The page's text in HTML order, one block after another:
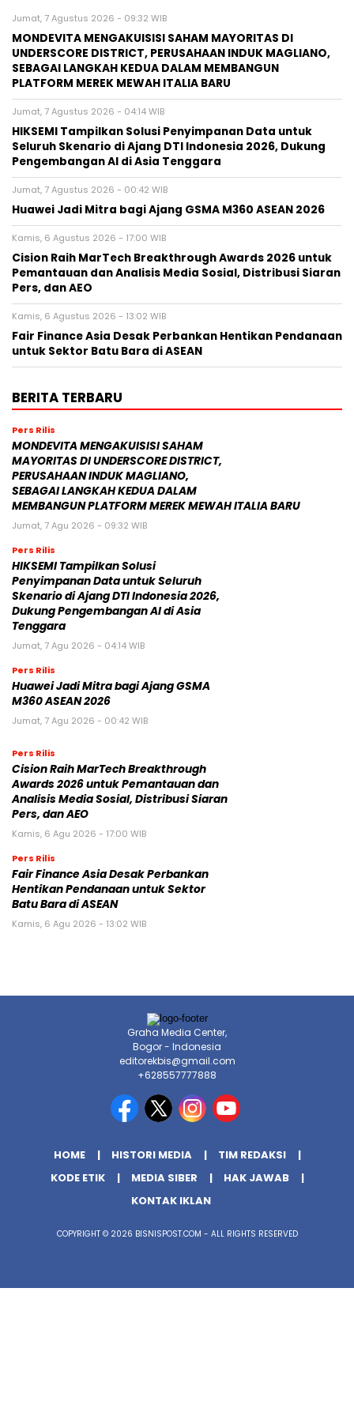
Jumat, 7 Agustus 2026 - 09:32 WIB
MONDEVITA MENGAKUISISI SAHAM MAYORITAS DI
UNDERSCORE DISTRICT, PERUSAHAAN INDUK MAGLIANO,
SEBAGAI LANGKAH KEDUA DALAM MEMBANGUN
PLATFORM MEREK MEWAH ITALIA BARU
Jumat, 7 Agustus 2026 - 04:14 WIB
HIKSEMI Tampilkan Solusi Penyimpanan Data untuk
Seluruh Skenario di Ajang DTI Indonesia 2026, Dukung
Pengembangan AI di Asia Tenggara
Jumat, 7 Agustus 2026 - 00:42 WIB
Huawei Jadi Mitra bagi Ajang GSMA M360 ASEAN 2026
Kamis, 6 Agustus 2026 - 17:00 WIB
Cision Raih MarTech Breakthrough Awards 2026 untuk
Pemantauan dan Analisis Media Sosial, Distribusi Siaran
Pers, dan AEO
Kamis, 6 Agustus 2026 - 13:02 WIB
Fair Finance Asia Desak Perbankan Hentikan Pendanaan
untuk Sektor Batu Bara di ASEAN
BERITA TERBARU
Pers Rilis
MONDEVITA MENGAKUISISI SAHAM
MAYORITAS DI UNDERSCORE DISTRICT,
PERUSAHAAN INDUK MAGLIANO,
SEBAGAI LANGKAH KEDUA DALAM
MEMBANGUN PLATFORM MEREK MEWAH ITALIA BARU
Jumat, 7 Agu 2026 - 09:32 WIB
Pers Rilis
HIKSEMI Tampilkan Solusi
Penyimpanan Data untuk Seluruh
Skenario di Ajang DTI Indonesia 2026,
Dukung Pengembangan AI di Asia
Tenggara
Jumat, 7 Agu 2026 - 04:14 WIB
Pers Rilis
Huawei Jadi Mitra bagi Ajang GSMA
M360 ASEAN 2026
Jumat, 7 Agu 2026 - 00:42 WIB
Pers Rilis
Cision Raih MarTech Breakthrough
Awards 2026 untuk Pemantauan dan
Analisis Media Sosial, Distribusi Siaran
Pers, dan AEO
Kamis, 6 Agu 2026 - 17:00 WIB
Pers Rilis
Fair Finance Asia Desak Perbankan
Hentikan Pendanaan untuk Sektor
Batu Bara di ASEAN
Kamis, 6 Agu 2026 - 13:02 WIB
Graha Media Center,
Bogor - Indonesia
editorekbis@gmail.com
+628557777888
HOME HISTORI MEDIA
TIM REDAKSI
KODE ETIK
MEDIA SIBER
HAK JAWAB
KONTAK IKLAN
COPYRIGHT © 2026 BISNISPOST.COM - ALL RIGHTS RESERVED